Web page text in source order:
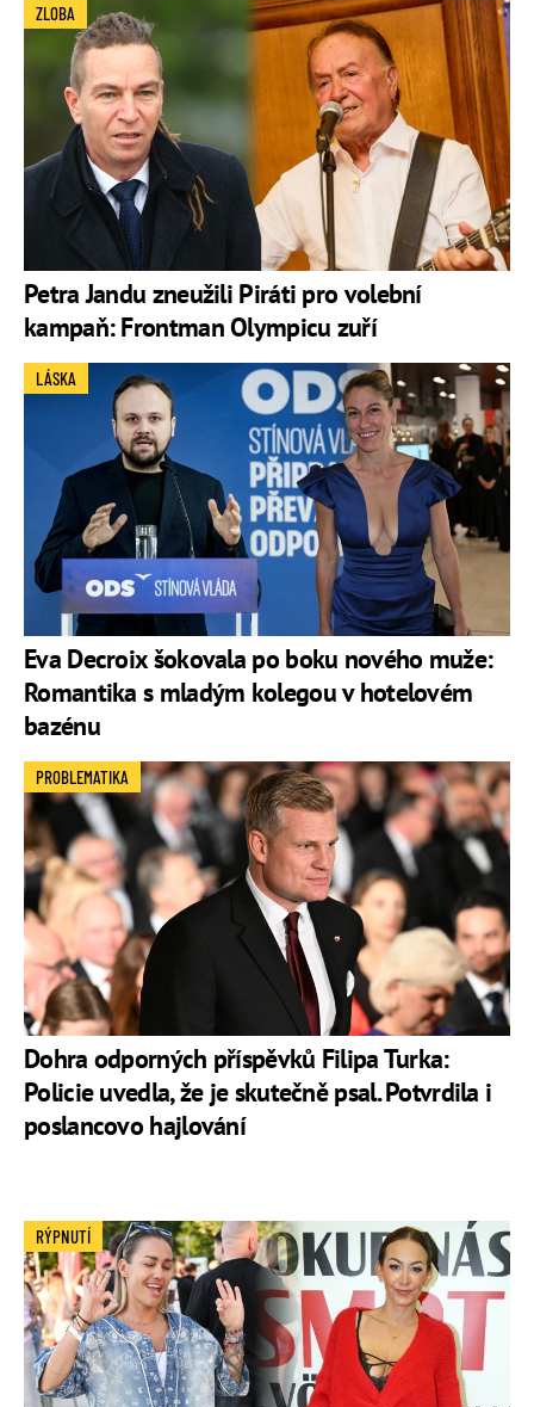
Petra Jandu zneužili Piráti pro volební
kampaň: Frontman Olympicu zuří
ZLOBA
Eva Decroix šokovala po boku nového muže:
Romantika s mladým kolegou v hotelovém
bazénu
LÁSKA
Dohra odporných příspěvků Filipa Turka:
Policie uvedla, že je skutečně psal. Potvrdila i
poslancovo hajlování
PROBLEMATIKA
RÝPNUTÍ